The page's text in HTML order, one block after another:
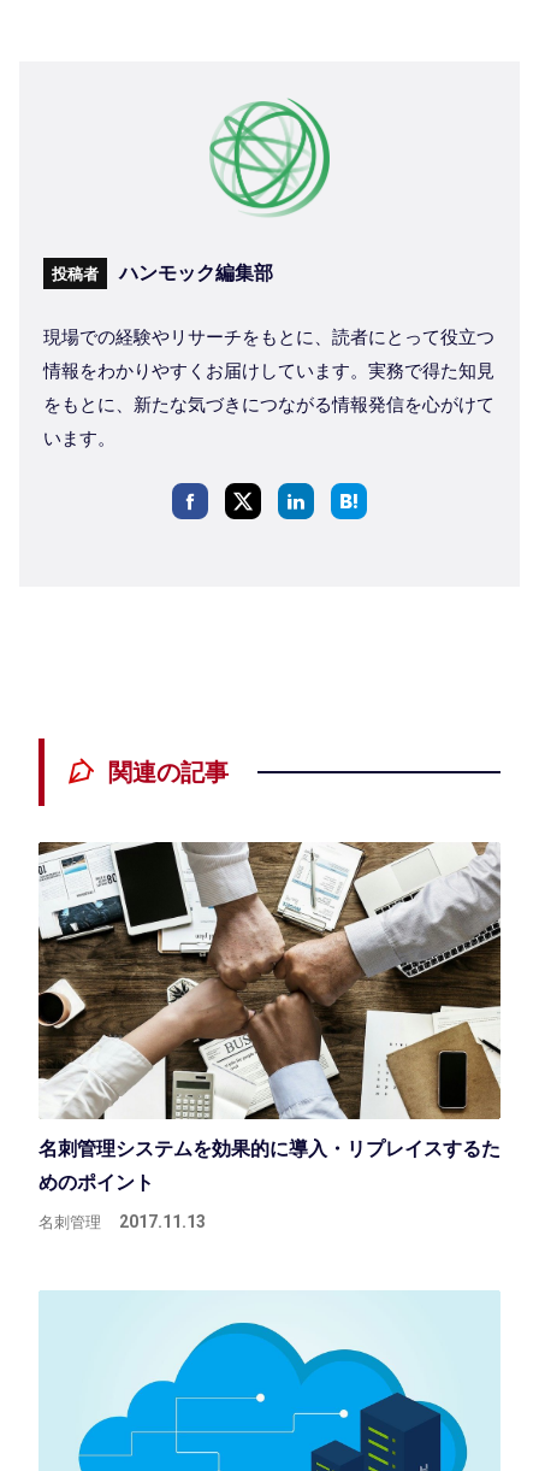
投稿者 ハンモック編集部
現場での経験やリサーチをもとに、読者にとって役立つ
情報をわかりやすくお届けしています。実務で得た知見
をもとに、新たな気づきにつながる情報発信を心がけて
います。
関連の記事
名刺管理システムを効果的に導入・リプレイスするた
めのポイント
名刺管理 2017.11.13